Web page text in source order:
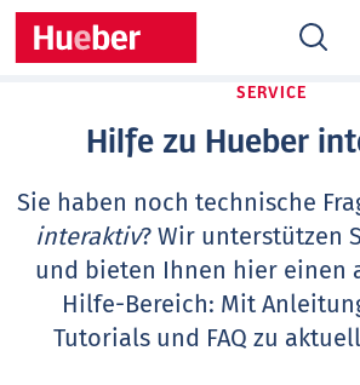
SERVICE
Hilfe zu Hueber
Sie haben noch technische
interaktiv? Wir unterstützen
und bieten Ihnen hier einen
Hilfe-Bereich: Mit
Tutorials und FAQ zu